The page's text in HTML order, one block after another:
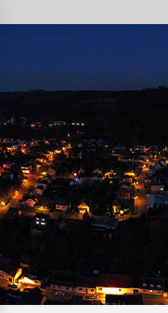
to
content